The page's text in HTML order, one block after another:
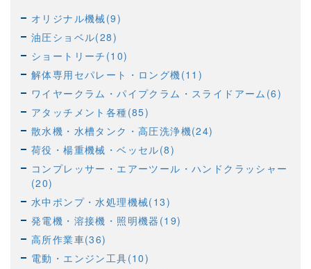
オリジナル機械(9)
油圧ショベル(28)
ショートリーチ(10)
解体専用セパレート・ロング機(11)
ワイヤークラム・パイプクラム・スライドアーム(6)
アタッチメント各種(85)
散水機・水槽タンク・高圧洗浄機(24)
荷役・楊重機械・ベッセル(8)
コンプレッサー・エアーツール・ハンドクラッシャー
(20)
水中ポンプ・水処理機械(13)
発電機・溶接機・照明機器(19)
高所作業車(36)
電動・エンジン工具(10)